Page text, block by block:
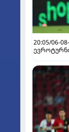
20:05/06-